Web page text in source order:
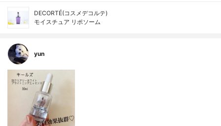
DECORTÉ(コスメデコルテ)
モイスチュア リポソーム
yun